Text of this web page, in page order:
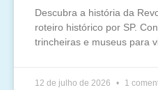
Descubra a história da
roteiro histórico por SP.
trincheiras e museus para
12 de julho de 2026 1